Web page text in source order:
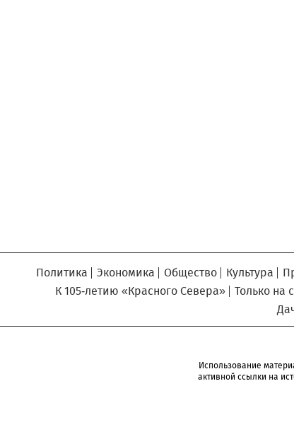
Политика Экономика Общество Культура
К 105-летию «Красного Севера»
Только на
Использование
активной ссылки на